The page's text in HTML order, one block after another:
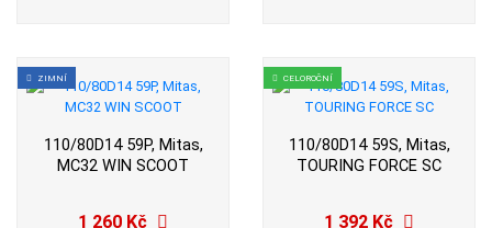
ZIMNÍ
110/80D14 59P, Mitas,
MC32 WIN SCOOT
1 260 Kč
CELOROČNÍ
110/80D14 59S, Mitas,
TOURING FORCE SC
1 392 Kč